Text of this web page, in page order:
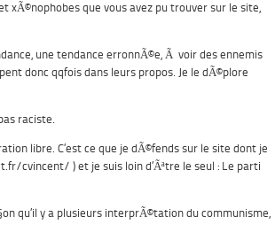
xÃ©nophobes que vous avez pu trouver sur le site,
une tendance erronnÃ©e, Ã voir des ennemis
donc qqfois dans leurs propos. Je le dÃ©plore
raciste.
libre. C’est ce que je dÃ©fends sur le site dont je
cvincent/ ) et je suis loin d’Ãªtre le seul : Le parti
qu’il y a plusieurs interprÃ©tation du communisme,